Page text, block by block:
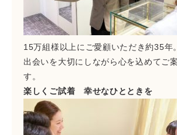
15万組様以上にご愛顧いただき約35年
出会いを大切にしながら心を込めてご
す。
楽しくご試着 幸せなひとときを